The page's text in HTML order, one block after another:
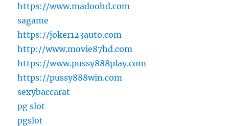
https://www.madoohd.com
sagame
https://joker123auto.com
http://www.movie87hd.com
https://www.pussy888play.com
https://pussy888win.com
sexybaccarat
pg slot
pgslot